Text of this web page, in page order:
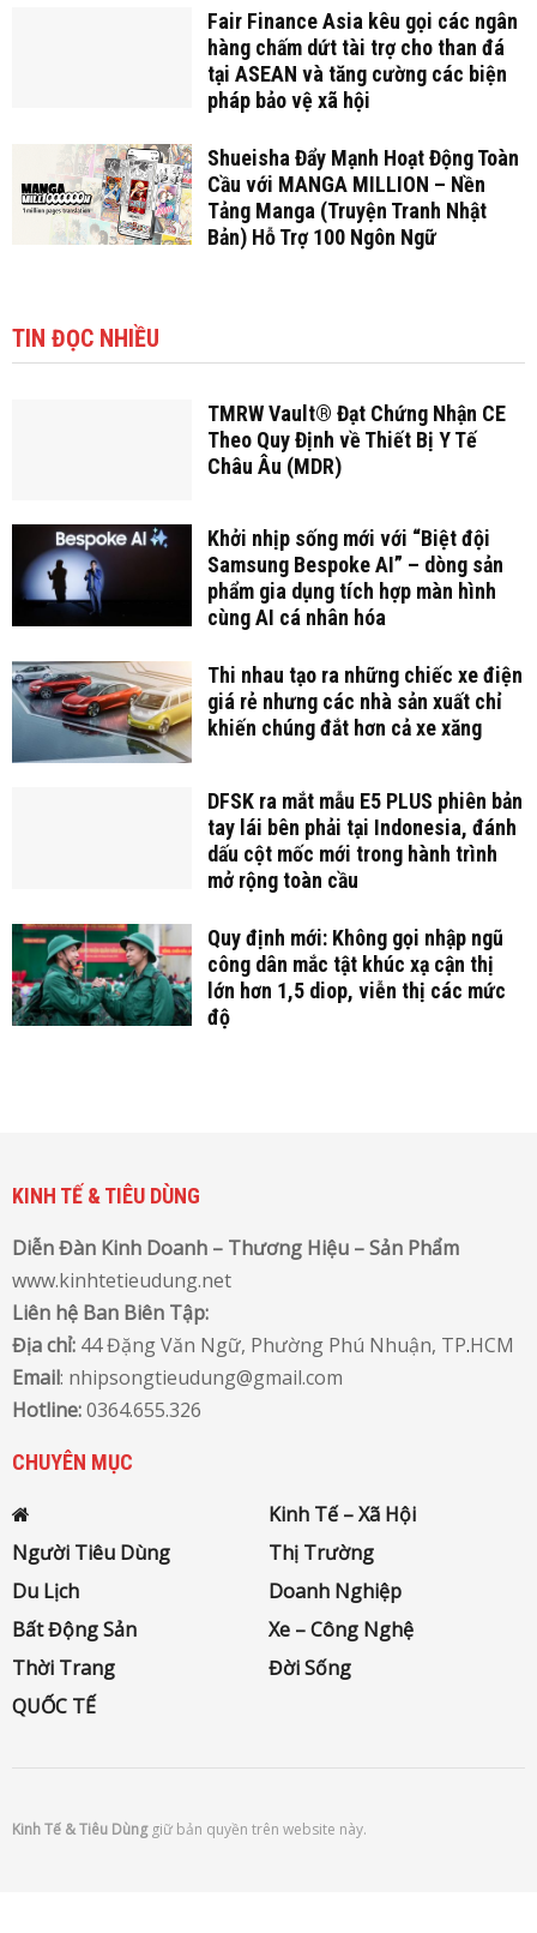
Fair Finance Asia kêu gọi các ngân
hàng chấm dứt tài trợ cho than đá
tại ASEAN và tăng cường các biện
pháp bảo vệ xã hội
Shueisha Đẩy Mạnh Hoạt Động Toàn
Cầu với MANGA MILLION – Nền
Tảng Manga (Truyện Tranh Nhật
Bản) Hỗ Trợ 100 Ngôn Ngữ
TIN ĐỌC NHIỀU
TMRW Vault® Đạt Chứng Nhận CE
Theo Quy Định về Thiết Bị Y Tế
Châu Âu (MDR)
Khởi nhịp sống mới với “Biệt đội
Samsung Bespoke AI” – dòng sản
phẩm gia dụng tích hợp màn hình
cùng AI cá nhân hóa
Thi nhau tạo ra những chiếc xe điện
giá rẻ nhưng các nhà sản xuất chỉ
khiến chúng đắt hơn cả xe xăng
DFSK ra mắt mẫu E5 PLUS phiên bản
tay lái bên phải tại Indonesia, đánh
dấu cột mốc mới trong hành trình
mở rộng toàn cầu
Quy định mới: Không gọi nhập ngũ
công dân mắc tật khúc xạ cận thị
lớn hơn 1,5 diop, viễn thị các mức
độ
KINH TẾ & TIÊU DÙNG
Diễn Đàn Kinh Doanh – Thương Hiệu – Sản Phẩm
www.kinhtetieudung.net
Liên hệ Ban Biên Tập:
Địa chỉ: 44 Đặng Văn Ngữ, Phường Phú Nhuận, TP.HCM
Email: nhipsongtieudung@gmail.com
Hotline:0364.655.326
CHUYÊN MỤC
Kinh Tế – Xã Hội
Người Tiêu Dùng
Thị Trường
Du Lịch
Doanh Nghiệp
Bất Động Sản
Xe – Công Nghệ
Thời Trang
Đời Sống
QUỐC TẾ
Kinh Tế & Tiêu Dùnggiữ bản quyền trên website này.